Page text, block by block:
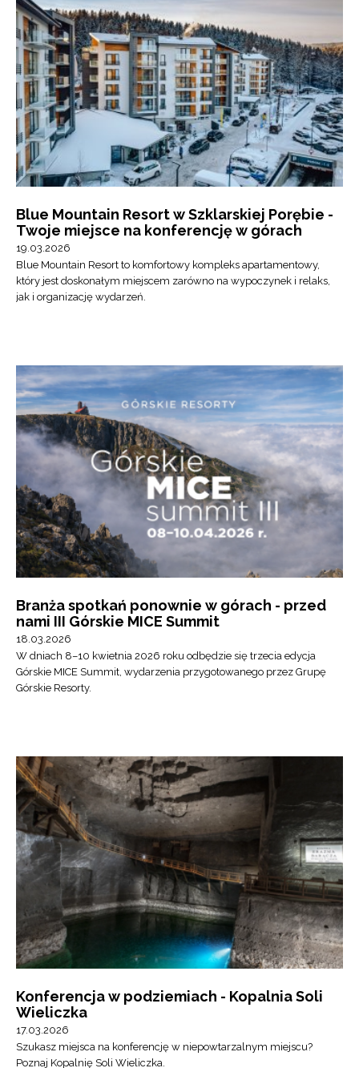
Blue Mountain Resort w Szklarskiej Porębie -
Twoje miejsce na konferencję w górach
19.03.2026
Blue Mountain Resort to komfortowy kompleks apartamentowy,
który jest doskonałym miejscem zarówno na wypoczynek i relaks,
jak i organizację wydarzeń.
Branża spotkań ponownie w górach - przed
nami III Górskie MICE Summit
18.03.2026
W dniach 8–10 kwietnia 2026 roku odbędzie się trzecia edycja
Górskie MICE Summit, wydarzenia przygotowanego przez Grupę
Górskie Resorty.
Konferencja w podziemiach - Kopalnia Soli
Wieliczka
17.03.2026
Szukasz miejsca na konferencję w niepowtarzalnym miejscu?
Poznaj Kopalnię Soli Wieliczka.